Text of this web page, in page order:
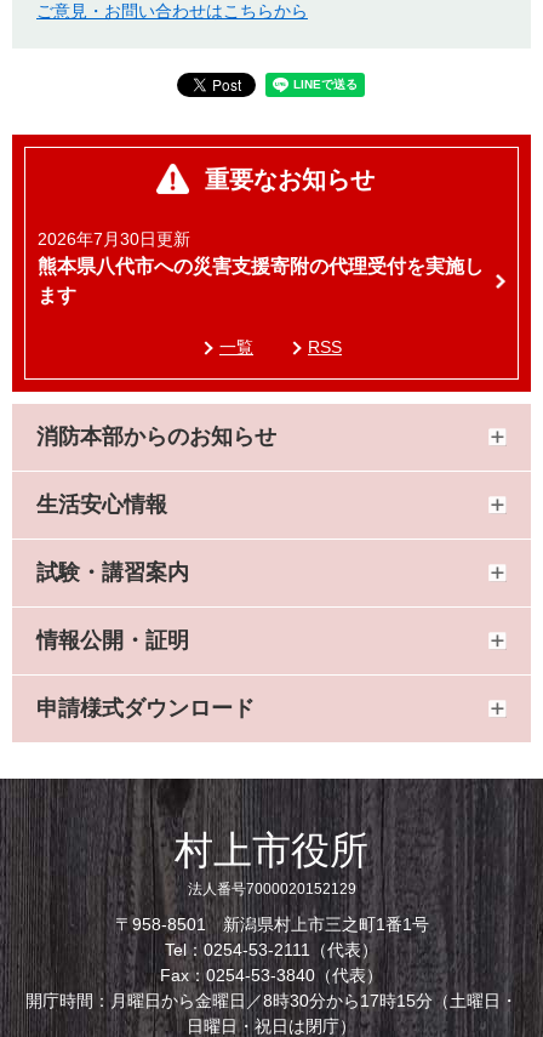
ご意見・お問い合わせはこちらから
重要なお知らせ
2026年7月30日更新
熊本県八代市への災害支援寄附の代理受付を実施し
ます
一覧 RSS
消防本部からのお知らせ
生活安心情報
試験・講習案内
情報公開・証明
申請様式ダウンロード
村上市役所
法人番号7000020152129
〒958-8501 新潟県村上市三之町1番1号
Tel：0254-53-2111（代表）
Fax：0254-53-3840（代表）
開庁時間：月曜日から金曜日／8時30分から17時15分（土曜日・
日曜日・祝日は閉庁）